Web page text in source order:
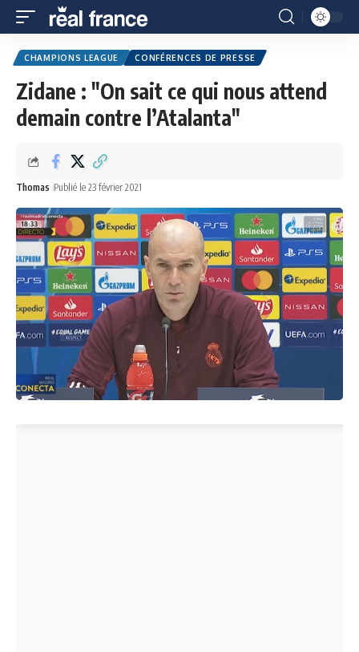
CHAMPIONS LEAGUE CONFÉRENCES DE PRESSE
Zidane : "On sait ce qui nous attend
demain contre l’Atalanta"
Thomas Publié le 23 février 2021